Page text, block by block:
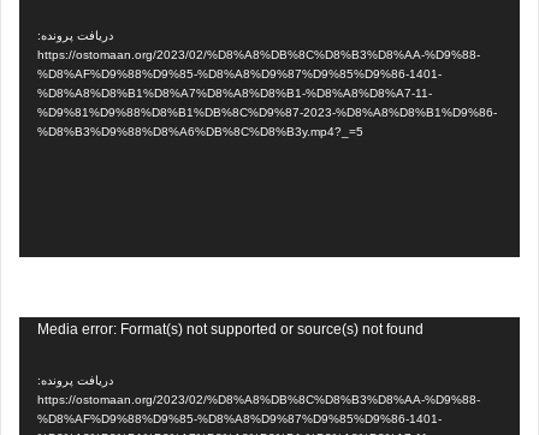
دریافت پرونده:
https://ostomaan.org/2023/02/%D8%A8%DB%8C%D8%B3%D8%AA-%D9%88-
%D8%AF%D9%88%D9%85-%D8%A8%D9%87%D9%85%D9%86-1401-
%D8%A8%D8%B1%D8%A7%D8%A8%D8%B1-%D8%A8%D8%A7-11-
%D9%81%D9%88%D8%B1%DB%8C%D9%87-2023-%D8%A8%D8%B1%D9%86-
%D8%B3%D9%88%D8%A6%DB%8C%D8%B3y.mp4?_=5
Media error: Format(s) not supported or source(s) not found
دریافت پرونده:
https://ostomaan.org/2023/02/%D8%A8%DB%8C%D8%B3%D8%AA-%D9%88-
%D8%AF%D9%88%D9%85-%D8%A8%D9%87%D9%85%D9%86-1401-